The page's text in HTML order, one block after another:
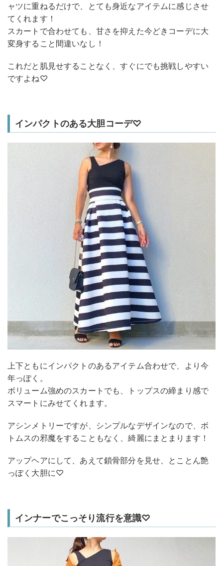
ャツに重ねるだけで、とても身近なアイテムに感じさせ
てくれます！
スカートで合わせても、甘さを抑えた今どきコーデに大
変身すること間違いなし！
これだと肌見せすることなく、すぐにでも挑戦しやすい
ですよね♡
インパクトのある大胆コーデ♡
上下ともにインパクトのあるアイテム合わせで、より今
年っぽく。
ボリューム強めのスカートでも、トップスの締まり感で
スマートにみせてくれます。
アシンメトリーですが、シンプルなデザインなので、ボ
トムスの邪魔をすることもなく、綺麗にまとまります！
アップヘアにして、あえて鎖骨部分を見せ、とことん艶
っぽく大胆に♡
インナーでこっそり流行を意識♡